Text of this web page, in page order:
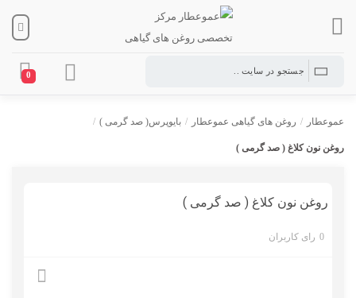
0
عموعطار / روغن های گیاهی عموعطار / بایوپرس( صد گرمی ) /
روغن نون کلاغ ( صد گرمی )
روغن نون کلاغ ( صد گرمی )
0 رای کاربران